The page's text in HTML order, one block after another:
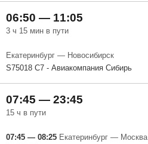
06:50 — 11:05
3 ч 15 мин в пути
Екатеринбург — Новосибирск
S75018 С7 - Авиакомпания Сибирь
07:45 — 23:45
15 ч в пути
07:45 — 08:25 Екатеринбург — Москва